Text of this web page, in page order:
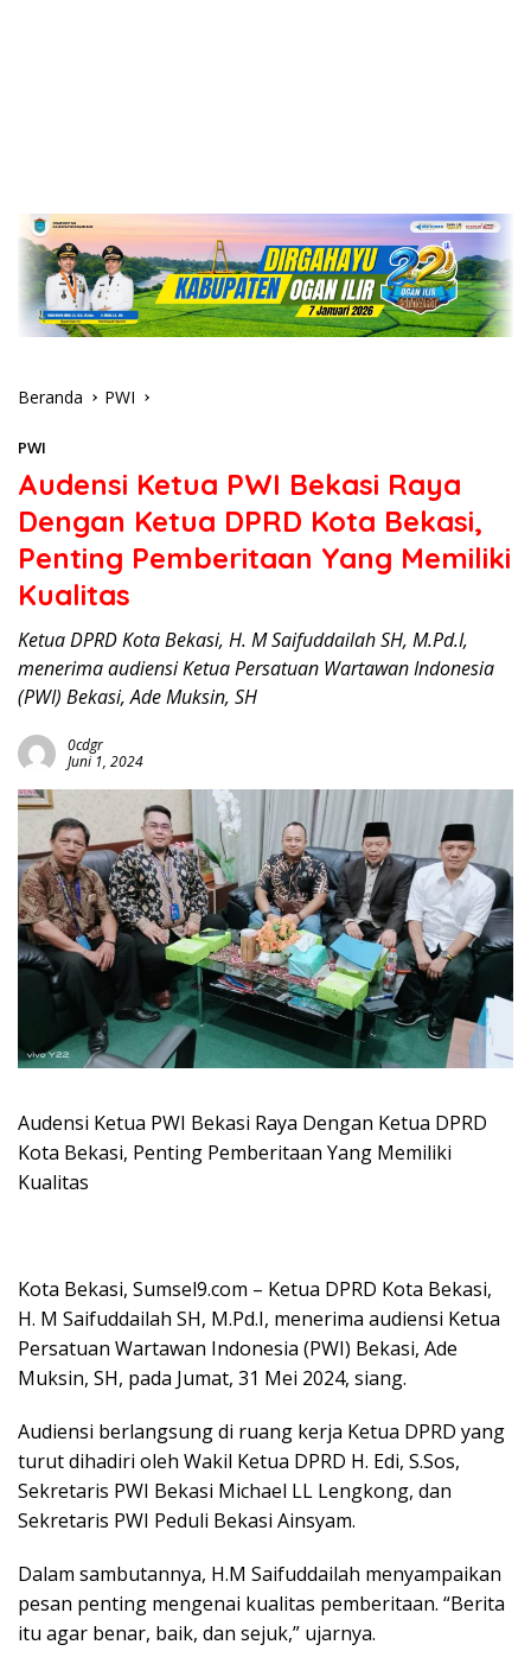
Beranda PWI
PWI
Audensi Ketua PWI Bekasi Raya
Dengan Ketua DPRD Kota Bekasi,
Penting Pemberitaan Yang Memiliki
Kualitas
Ketua DPRD Kota Bekasi, H. M Saifuddailah SH, M.Pd.I,
menerima audiensi Ketua Persatuan Wartawan Indonesia
(PWI) Bekasi, Ade Muksin, SH
0cdgr
Juni 1, 2024
Audensi Ketua PWI Bekasi Raya Dengan Ketua DPRD
Kota Bekasi, Penting Pemberitaan Yang Memiliki
Kualitas
Kota Bekasi, Sumsel9.com – Ketua DPRD Kota Bekasi,
H. M Saifuddailah SH, M.Pd.I, menerima audiensi Ketua
Persatuan Wartawan Indonesia (PWI) Bekasi, Ade
Muksin, SH, pada Jumat, 31 Mei 2024, siang.
Audiensi berlangsung di ruang kerja Ketua DPRD yang
turut dihadiri oleh Wakil Ketua DPRD H. Edi, S.Sos,
Sekretaris PWI Bekasi Michael LL Lengkong, dan
Sekretaris PWI Peduli Bekasi Ainsyam.
Dalam sambutannya, H.M Saifuddailah menyampaikan
pesan penting mengenai kualitas pemberitaan. “Berita
itu agar benar, baik, dan sejuk,” ujarnya.